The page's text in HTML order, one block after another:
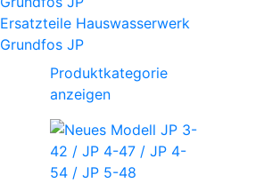
Ersatzteile Hauswasserwerk
Grundfos JP
Produktkategorie
anzeigen